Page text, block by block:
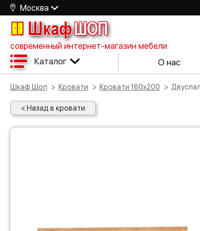
Москва
ШкафШОП
современный интернет-магазин мебели
Каталог О нас
Шкаф Шоп Кровати Кровати 160х200
< Назад в кровати